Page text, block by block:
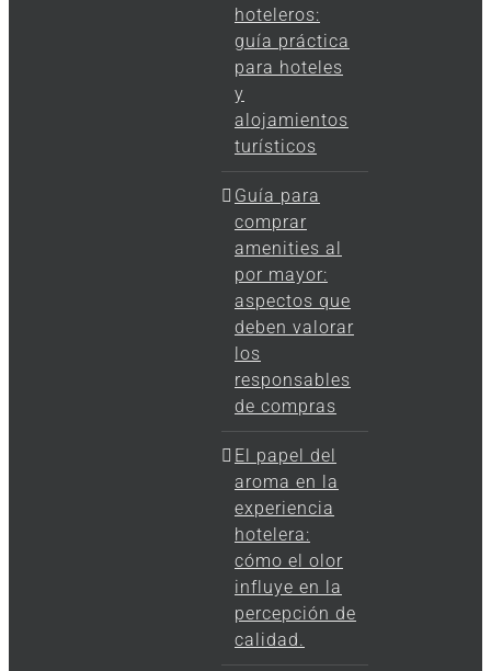
hoteleros:
guía práctica
para hoteles
y
alojamientos
turísticos
Guía para
comprar
amenities al
por mayor:
aspectos que
deben valorar
los
responsables
de compras
El papel del
aroma en la
experiencia
hotelera:
cómo el olor
influye en la
percepción de
calidad.